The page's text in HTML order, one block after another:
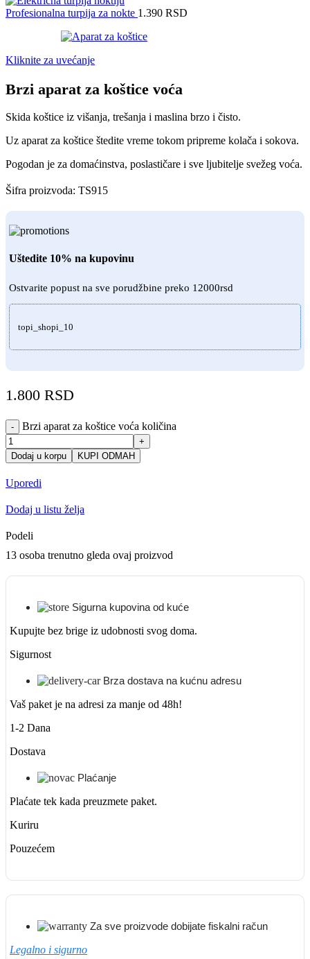
Profesionalna turpija za nokte 1.390 RSD
Kliknite za uvećanje
Brzi aparat za koštice voća
Skida koštice iz višanja, trešanja i maslina brzo i čisto.
Uz aparat za koštice štedite vreme tokom pripreme kolača i sokova.
Pogodan je za domaćinstva, poslastičare i sve ljubitelje svežeg voća.
Šifra proizvoda: TS915
Uštedite 10% na kupovinu
Ostvarite popust na sve porudžbine preko 12000rsd
topi_shopi_10
1.800 RSD
- Brzi aparat za koštice voća količina
+
Dodaj u korpu
KUPI ODMAH
Uporedi
Dodaj u listu želja
Podeli
13 osoba trenutno gleda ovaj proizvod
Sigurna kupovina od kuće
Kupujte bez brige iz udobnosti svog doma.
Sigurnost
Brza dostava na kućnu adresu
Vaš paket je na adresi za manje od 48h!
1-2 Dana
Dostava
Plaćanje
Plaćate tek kada preuzmete paket.
Kuriru
Pouzećem
Za sve proizvode dobijate fiskalni račun
Legalno i sigurno